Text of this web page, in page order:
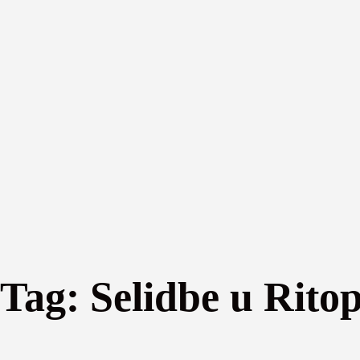
Tag: Selidbe u